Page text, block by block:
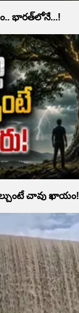
భారత్‌లోనే...!
చావు ఖాయం!